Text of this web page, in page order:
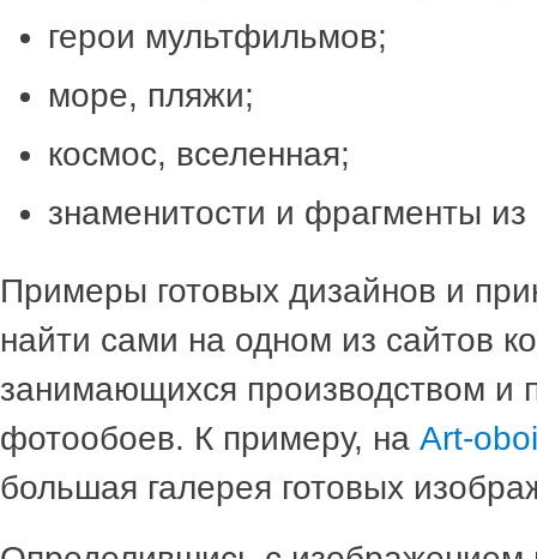
герои мультфильмов;
море, пляжи;
космос, вселенная;
знаменитости и фрагменты
Примеры готовых дизайнов и
найти сами на одном из сайтов
занимающихся производством и
фотообоев. К примеру, на Art-oboi
большая галерея готовых